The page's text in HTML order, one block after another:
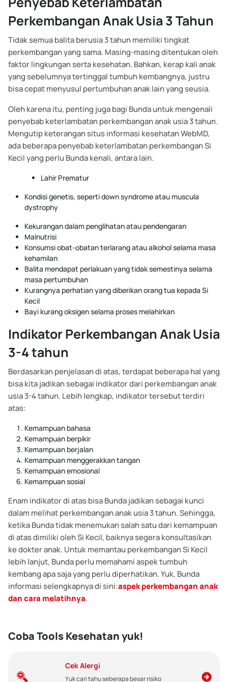
Perkembangan Anak Usia 3 Tahun
Tidak semua balita berusia 3 tahun memiliki tingkat
perkembangan yang sama. Masing-masing ditentukan oleh
faktor lingkungan serta kesehatan. Bahkan, kerap kali anak
yang sebelumnya tertinggal tumbuh kembangnya, justru
bisa cepat menyusul pertumbuhan anak lain yang seusia.
Oleh karena itu, penting juga bagi Bunda untuk mengenali
penyebab keterlambatan perkembangan anak usia 3 tahun.
Mengutip keterangan situs informasi kesehatan WebMD,
ada beberapa penyebab keterlambatan perkembangan Si
Kecil yang perlu Bunda kenali, antara lain.
Lahir Prematur
Kondisi genetis, seperti down syndrome atau muscula
dystrophy
Kekurangan dalam penglihatan atau pendengaran
Malnutrisi
Konsumsi obat-obatan terlarang atau alkohol selama masa
kehamilan
Balita mendapat perlakuan yang tidak semestinya selama
masa pertumbuhan
Kurangnya perhatian yang diberikan orang tua kepada Si
Kecil
Bayi kurang oksigen selama proses melahirkan
Indikator Perkembangan Anak Usia
3-4 tahun
Berdasarkan penjelasan di atas, terdapat beberapa hal yang
bisa kita jadikan sebagai indikator dari perkembangan anak
usia 3-4 tahun. Lebih lengkap, indikator tersebut terdiri
atas:
Kemampuan bahasa
Kemampuan berpikir
Kemampuan berjalan
Kemampuan menggerakkan tangan
Kemampuan emosional
Kemampuan sosial
Enam indikator di atas bisa Bunda jadikan sebagai kunci
dalam melihat perkembangan anak usia 3 tahun. Sehingga,
ketika Bunda tidak menemukan salah satu dari kemampuan
di atas dimiliki oleh Si Kecil, baiknya segera konsultasikan
ke dokter anak. Untuk memantau perkembangan Si Kecil
lebih lanjut, Bunda perlu memahami aspek tumbuh
kembang apa saja yang perlu diperhatikan. Yuk, Bunda
informasi selengkapnya di sini:aspek perkembangan anak
dan cara melatihnya.
Coba Tools Kesehatan yuk!
Cek Alergi
Yuk cari tahu seberapa besar risiko